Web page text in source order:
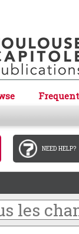
NEED HELP?